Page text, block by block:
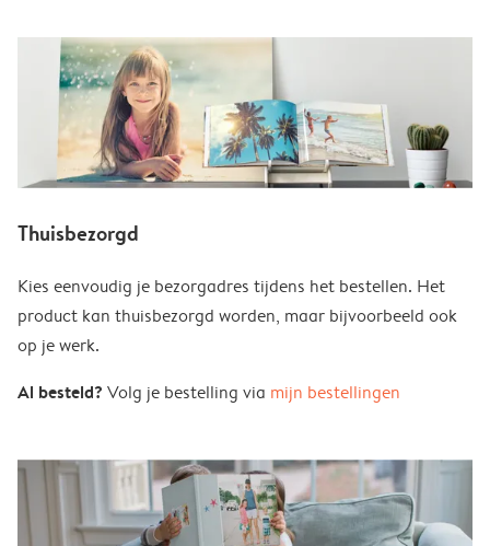
Thuisbezorgd
Kies eenvoudig je bezorgadres tijdens het bestellen. Het
product kan thuisbezorgd worden, maar bijvoorbeeld ook
op je werk.
Al besteld? Volg je bestelling via mijn bestellingen